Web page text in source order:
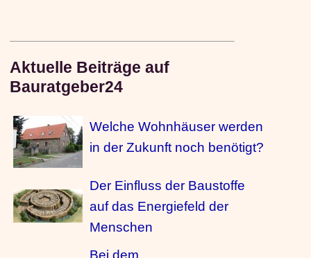
Aktuelle Beiträge auf
Bauratgeber24
Welche Wohnhäuser werden
in der Zukunft noch benötigt?
Der Einfluss der Baustoffe
auf das Energiefeld der
Menschen
Bei dem